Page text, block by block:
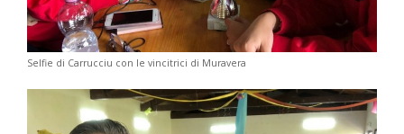
Selfie di Carrucciu con le vincitrici di Muravera